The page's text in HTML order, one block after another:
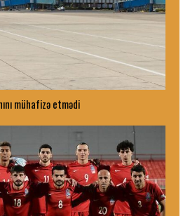
mühafizə etmədi